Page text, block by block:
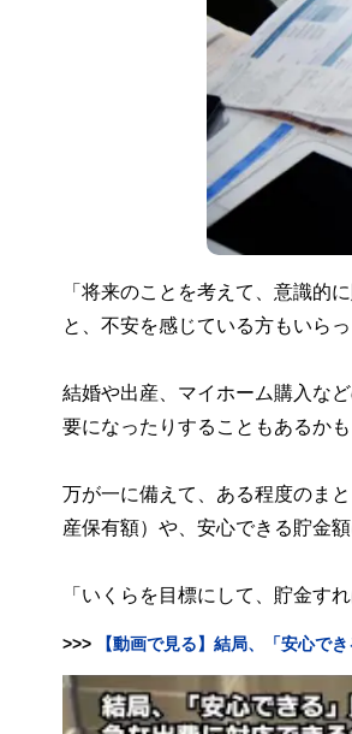
「将来のことを考えて、意識的
と、不安を感じている方もいら
結婚や出産、マイホーム購入な
要になったりすることもあるかも
万が一に備えて、ある程度のま
産保有額）や、安心できる貯金
「いくらを目標にして、貯金す
>>> 【動画で見る】結局、「安心で